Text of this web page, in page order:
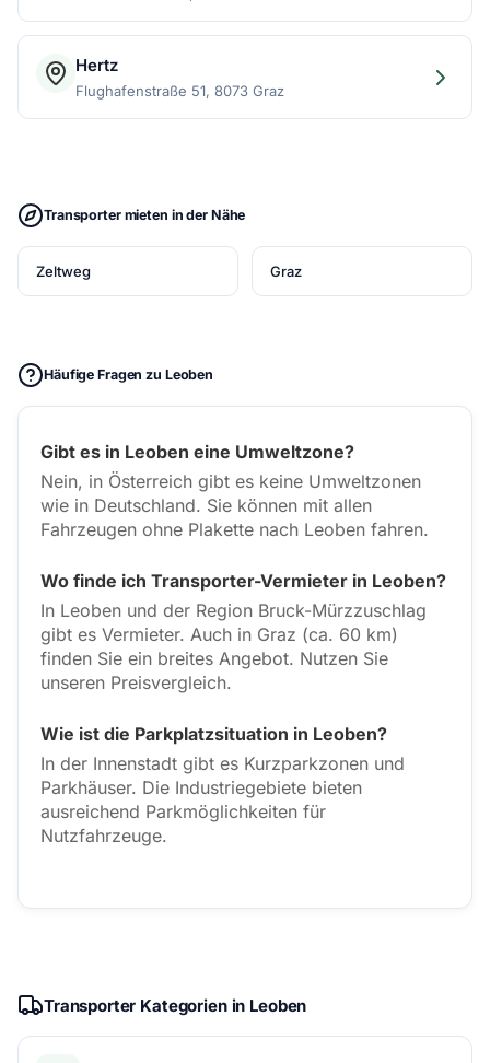
Hertz
Flughafenstraße 51, 8073 Graz
Transporter mieten in der Nähe
Zeltweg Graz
Häufige Fragen zu Leoben
Gibt es in Leoben eine Umweltzone?
Nein, in Österreich gibt es keine Umweltzonen
wie in Deutschland. Sie können mit allen
Fahrzeugen ohne Plakette nach Leoben fahren.
Wo finde ich Transporter-Vermieter in Leoben?
In Leoben und der Region Bruck-Mürzzuschlag
gibt es Vermieter. Auch in Graz (ca. 60 km)
finden Sie ein breites Angebot. Nutzen Sie
unseren Preisvergleich.
Wie ist die Parkplatzsituation in Leoben?
In der Innenstadt gibt es Kurzparkzonen und
Parkhäuser. Die Industriegebiete bieten
ausreichend Parkmöglichkeiten für
Nutzfahrzeuge.
Transporter Kategorien in Leoben